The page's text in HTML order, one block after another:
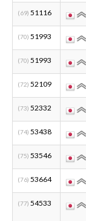
(69) 51116
(70) 51993
(70) 51993
(72) 52109
(73) 52332
(74) 53438
(75) 53546
(76) 53664
(77) 54533